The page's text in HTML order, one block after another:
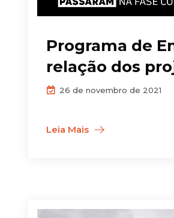
Programa de
relação dos
26 de novembro de 2021
Leia Mais